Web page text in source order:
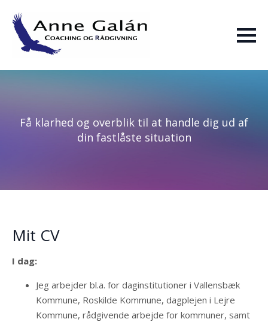
Skip
to
main
Få klarhed og overblik til at handle dig ud af
din fastlåste situation
Mit CV
I dag:
Jeg arbejder bl.a. for daginstitutioner i Vallensbæk
Kommune, Roskilde Kommune, dagplejen i Lejre
Kommune, rådgivende arbejde for kommuner, samt